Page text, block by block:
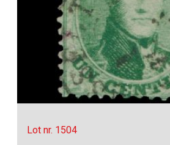
Lot nr. 1504